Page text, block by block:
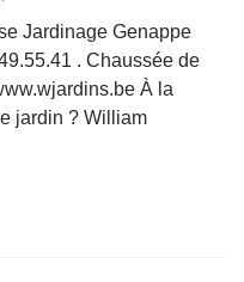
Jardinage Genappe
. Chaussée de
À la
jardin ? William